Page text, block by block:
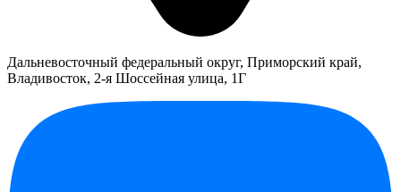
Дальневосточный федеральный округ, Приморский край,
Владивосток, 2-я Шоссейная улица, 1Г